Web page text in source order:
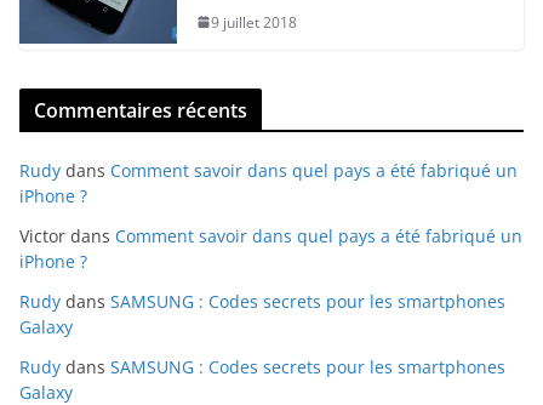
9 juillet 2018
Commentaires récents
Rudy dans Comment savoir dans quel pays a été fabriqué un
iPhone ?
Victor dans Comment savoir dans quel pays a été fabriqué un
iPhone ?
Rudy dans SAMSUNG : Codes secrets pour les smartphones
Galaxy
Rudy dans SAMSUNG : Codes secrets pour les smartphones
Galaxy